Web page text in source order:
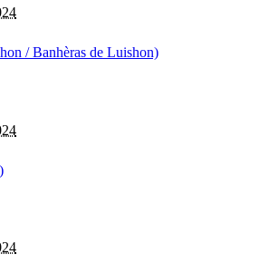
/ Banhèras de Luishon)